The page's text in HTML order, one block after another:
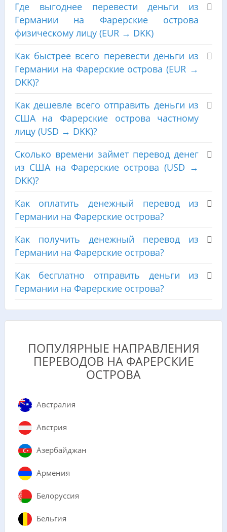
Где выгоднее перевести деньги из
Германии на Фарерские острова
физическому лицу (EUR → DKK)
Как быстрее всего перевести деньги из
Германии на Фарерские острова (EUR →
DKK)?
Как дешевле всего отправить деньги из
США на Фарерские острова частному
лицу (USD → DKK)?
Сколько времени займет перевод денег
из США на Фарерские острова (USD →
DKK)?
Как оплатить денежный перевод из
Германии на Фарерские острова?
Как получить денежный перевод из
Германии на Фарерские острова?
Как бесплатно отправить деньги из
Германии на Фарерские острова?
ПОПУЛЯРНЫЕ НАПРАВЛЕНИЯ
ПЕРЕВОДОВ НА ФАРЕРСКИЕ
ОСТРОВА
Австралия
Австрия
Азербайджан
Армения
Белоруссия
Бельгия